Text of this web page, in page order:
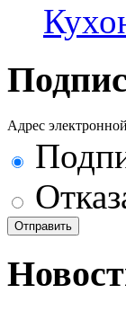
Адрес